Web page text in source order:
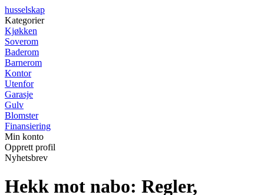
husselskap
Kategorier
Kjøkken
Soverom
Baderom
Barnerom
Kontor
Utenfor
Garasje
Gulv
Blomster
Finansiering
Min konto
Opprett profil
Nyhetsbrev
Hekk mot nabo: Regler,